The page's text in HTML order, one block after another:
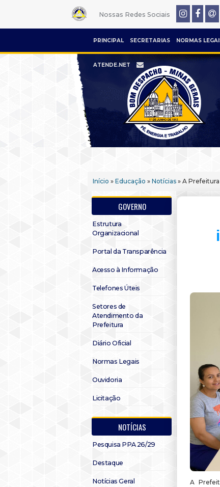
Nossas Redes Sociais
PRINCIPAL SECRETARIAS NORMAS
ATENDE.NET
Início » Educação » Notícias » A
GOVERNO
Estrutura
Organizacional
Portal da Transparência
Acesso à Informação
Telefones Úteis
Setores de
Atendimento da
Prefeitura
Diário Oficial
Normas Legais
Ouvidoria
Licitação
NOTÍCIAS
Pesquisa PPA 26/29
Destaque
Notícias Geral
A